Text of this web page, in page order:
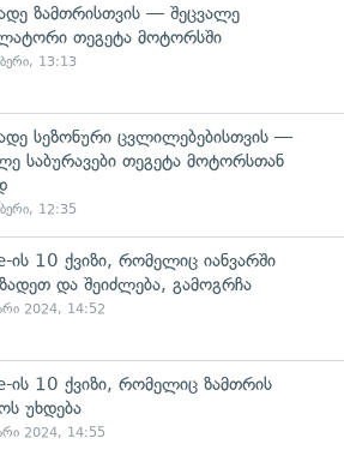
ზამთრისთვის — შეცვალე
თეგეტა მოტორსში
13:13
სეზონური ცვლილებებისთვის —
საბურავები თეგეტა მოტორსთან
12:35
ის 10 ქვიზი, რომელიც იანვარში
და შეიძლება, გამოგრჩა
2024, 14:52
ის 10 ქვიზი, რომელიც ზამთრის
უხდება
2024, 14:55